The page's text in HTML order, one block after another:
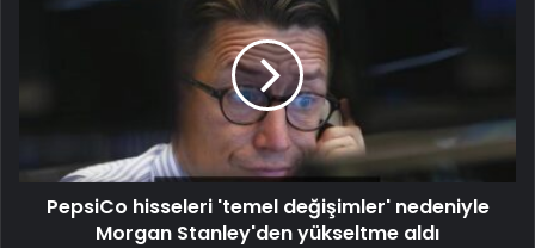
PepsiCo hisseleri 'temel değişimler' nedeniyle
Morgan Stanley'den yükseltme aldı